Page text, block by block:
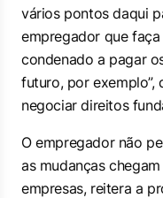
vários pontos daqui
empregador que
condenado a pagar
futuro, por exemplo”,
negociar direitos
O empregador não
as mudanças
empresas, reitera a